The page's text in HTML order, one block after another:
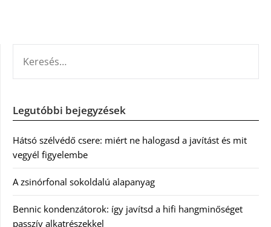
Legutóbbi bejegyzések
Hátsó szélvédő csere: miért ne halogasd a javítást és mit
vegyél figyelembe
A zsinórfonal sokoldalú alapanyag
Bennic kondenzátorok: így javítsd a hifi hangminőséget
passzív alkatrészekkel